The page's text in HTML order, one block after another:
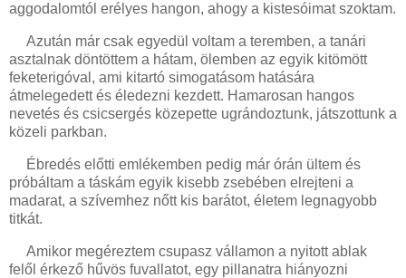
aggodalomtól erélyes hangon, ahogy a kistesóimat szoktam.
Azután már csak egyedül voltam a teremben, a tanári
asztalnak döntöttem a hátam, ölemben az egyik kitömött
feketerigóval, ami kitartó simogatásom hatására
átmelegedett és éledezni kezdett. Hamarosan hangos
nevetés és csicsergés közepette ugrándoztunk, játszottunk a
közeli parkban.
Ébredés előtti emlékemben pedig már órán ültem és
próbáltam a táskám egyik kisebb zsebében elrejteni a
madarat, a szívemhez nőtt kis barátot, életem legnagyobb
titkát.
Amikor megéreztem csupasz vállamon a nyitott ablak
felől érkező hűvös fuvallatot, egy pillanatra hiányozni